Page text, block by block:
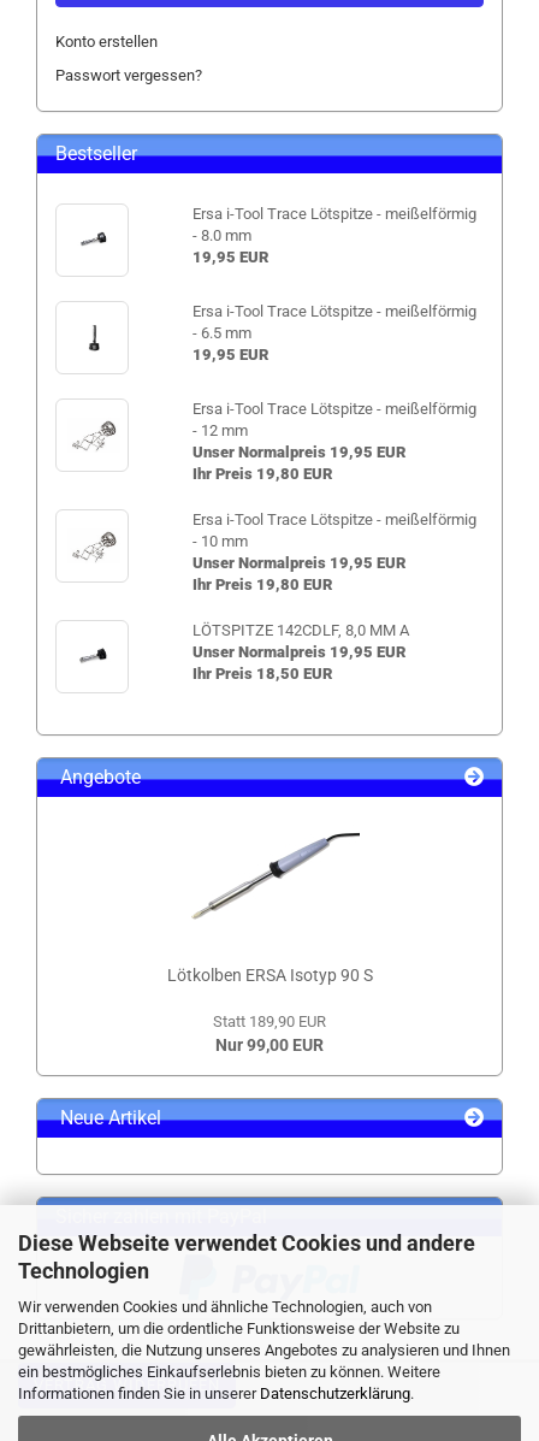
Diese Webseite verwendet Cookies und andere
Technologien
Wir verwenden Cookies und ähnliche Technologien, auch von
Drittanbietern, um die ordentliche Funktionsweise der Website zu
gewährleisten, die Nutzung unseres Angebotes zu analysieren und Ihnen
ein bestmögliches Einkaufserlebnis bieten zu können. Weitere
Informationen finden Sie in unserer Datenschutzerklärung.
Konto erstellen
Passwort vergessen?
Bestseller
Ersa i-Tool Trace Lötspitze - meißelförmig
- 8.0 mm
19,95 EUR
Ersa i-Tool Trace Lötspitze - meißelförmig
- 6.5 mm
19,95 EUR
Ersa i-Tool Trace Lötspitze - meißelförmig
- 12 mm
Unser Normalpreis 19,95 EUR
Ihr Preis 19,80 EUR
Ersa i-Tool Trace Lötspitze - meißelförmig
- 10 mm
Unser Normalpreis 19,95 EUR
Ihr Preis 19,80 EUR
LÖTSPITZE 142CDLF, 8,0 MM A
Unser Normalpreis 19,95 EUR
Ihr Preis 18,50 EUR
Angebote
Lötkolben ERSA Isotyp 90 S
Statt 189,90 EUR
Nur 99,00 EUR
Neue Artikel
VERTRAG WIDERRUFEN